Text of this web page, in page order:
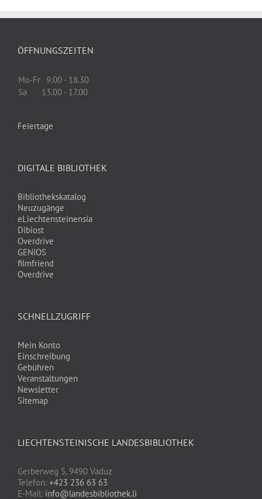
ÖFFNUNGSZEITEN
Mo-Fr 9.00 - 18.30
Sa
13.00 - 17.00
Feiertage
DIGITALE BIBLIOTHEK
Bibliothekskatalog
Neuzugänge
eLiechtensteinensia
Dibiost
Overdrive
GENIOS
filmfriend
Overdrive
SCHNELLZUGRIFF
Mein Konto
Einschreibung
Gebühren
Veranstaltungen
Newsletter
Sitemap
LIECHTENSTEINISCHE LANDESBIBLIOTHEK
Gerberweg 5, 9490 Vaduz
Telefon: +423 236 63 63
E-Mail: info@landesbibliothek.li